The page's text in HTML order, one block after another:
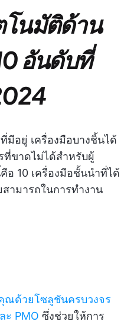
นมัติด้าน
อันดับที่
มีอยู่ เครื่องมือบางชิ้นได้
ขาดไม่ได้สำหรับผู้
อ 10 เครื่องมือชั้นนำที่ได้
ามารถในการทำงาน
ณด้วยโซลูชันครบวงจร
ะ PMO ซึ่งช่วยให้การ